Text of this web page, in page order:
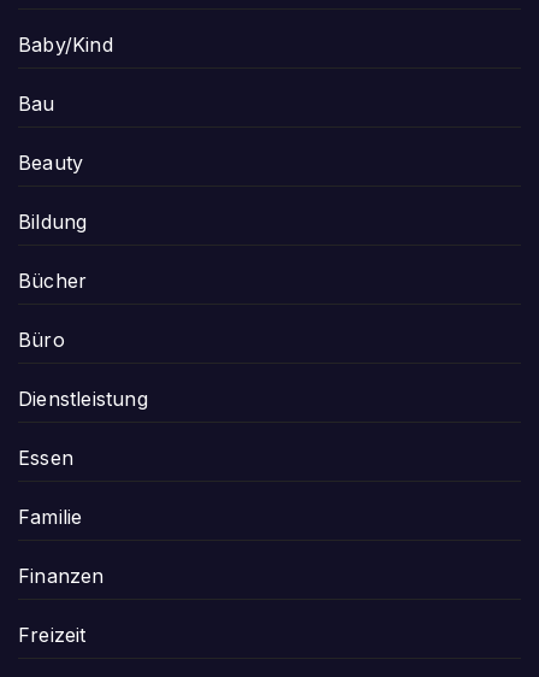
Baby/Kind
Bau
Beauty
Bildung
Bücher
Büro
Dienstleistung
Essen
Familie
Finanzen
Freizeit